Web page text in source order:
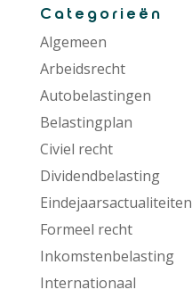
Categorieën
Algemeen
Arbeidsrecht
Autobelastingen
Belastingplan
Civiel recht
Dividendbelasting
Eindejaarsactualiteiten
Formeel recht
Inkomstenbelasting
Internationaal